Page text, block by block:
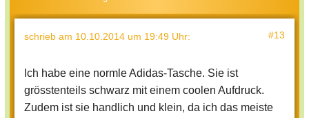
schrieb am 10.10.2014 um 19:49 Uhr: #13
Ich habe eine normle Adidas-Tasche. Sie ist
grösstenteils schwarz mit einem coolen Aufdruck.
Zudem ist sie handlich und klein, da ich das meiste